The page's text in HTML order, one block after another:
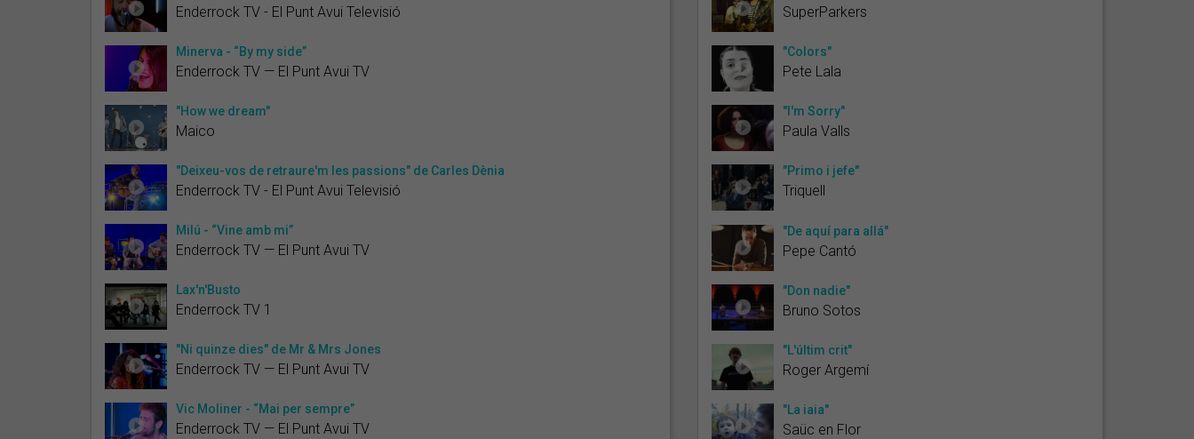
Enderrock TV - El Punt Avui Televisió
Minerva - “By my side”
Enderrock TV — El Punt Avui TV
"How we dream"
Maico
"Deixeu-vos de retraure'm les passions" de Carles Dènia
Enderrock TV - El Punt Avui Televisió
Milú - “Vine amb mi”
Enderrock TV — El Punt Avui TV
Lax'n'Busto
Enderrock TV 1
"Ni quinze dies" de Mr & Mrs Jones
Enderrock TV — El Punt Avui TV
Vic Moliner - “Mai per sempre”
Enderrock TV — El Punt Avui TV
SuperParkers
"Colors"
Pete Lala
"I'm Sorry"
Paula Valls
"Primo i jefe"
Triquell
"De aquí para allá"
Pepe Cantó
"Don nadie"
Bruno Sotos
"L'últim crit"
Roger Argemí
"La iaia"
Saüc en Flor